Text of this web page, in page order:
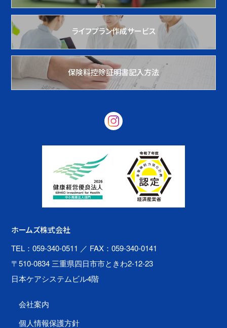
ライフプラン作成サービス
保険料控除証明書記入方法
ホームズ株式会社
TEL：059-340-0511 ／ FAX：059-340-0141
〒510-0834 三重県四日市市ときわ2-12-23
日本ケアシステムビル4階
会社案内
個人情報保護方針